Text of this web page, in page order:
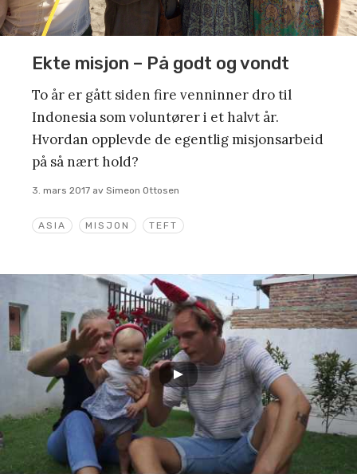
ASIA MISJON TEFT
Ekte misjon – På godt og vondt
To år er gått siden fire venninner dro til
Indonesia som voluntører i et halvt år.
Hvordan opplevde de egentlig misjonsarbeid
på så nært hold?
3. mars 2017 av Simeon Ottosen